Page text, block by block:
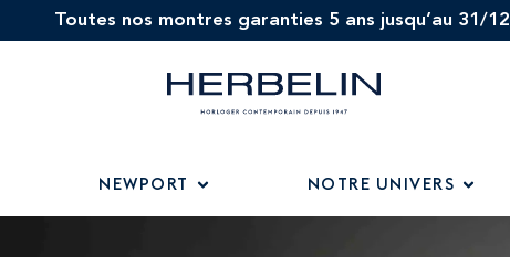
Toutes nos montres garanties 5 ans jusqu’au 31/12
NEWPORT NOTRE UNIVERS